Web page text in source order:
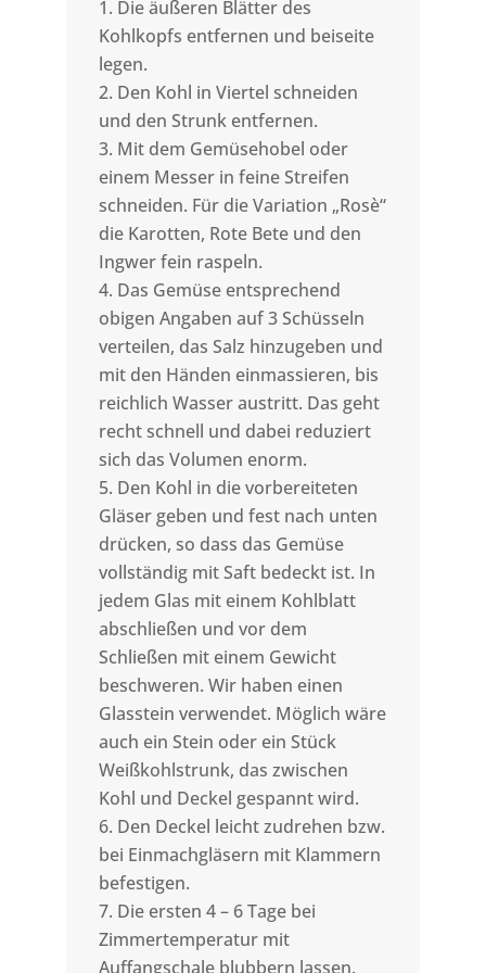
Die äußeren Blätter des
Kohlkopfs entfernen und beiseite
legen.
Den Kohl in Viertel schneiden
und den Strunk entfernen.
Mit dem Gemüsehobel oder
einem Messer in feine Streifen
schneiden. Für die Variation „Rosè“
die Karotten, Rote Bete und den
Ingwer fein raspeln.
Das Gemüse entsprechend
obigen Angaben auf 3 Schüsseln
verteilen, das Salz hinzugeben und
mit den Händen einmassieren, bis
reichlich Wasser austritt. Das geht
recht schnell und dabei reduziert
sich das Volumen enorm.
Den Kohl in die vorbereiteten
Gläser geben und fest nach unten
drücken, so dass das Gemüse
vollständig mit Saft bedeckt ist. In
jedem Glas mit einem Kohlblatt
abschließen und vor dem
Schließen mit einem Gewicht
beschweren. Wir haben einen
Glasstein verwendet. Möglich wäre
auch ein Stein oder ein Stück
Weißkohlstrunk, das zwischen
Kohl und Deckel gespannt wird.
Den Deckel leicht zudrehen bzw.
bei Einmachgläsern mit Klammern
befestigen.
Die ersten 4 – 6 Tage bei
Zimmertemperatur mit
Auffangschale blubbern lassen.